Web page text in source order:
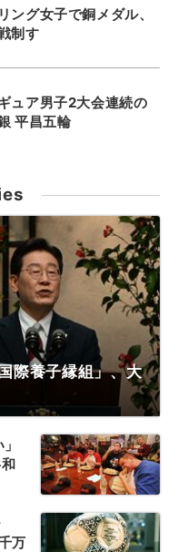
ング女子で銅メダル、
制す
ュア男子2大会連続の
平昌五輪
際養子縁組」、大
万